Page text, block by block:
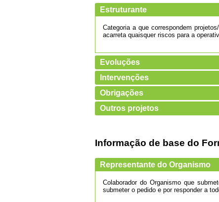
Estruturante
Categoria a que correspondem
acarreta quaisquer riscos para a
Evoluções
Intervenções
Obrigações
Outros projetos
Informação de base do
Representante do Organismo
Colaborador do Organismo que
submeter o pedido e por responder a